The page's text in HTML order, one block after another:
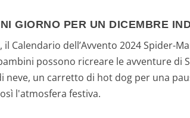
GIORNO PER UN DICEMBRE
Calendario dell’Avvento 2024 Spider-
possono ricreare le avventure di
neve, un carretto di hot dog per una
l'atmosfera festiva.